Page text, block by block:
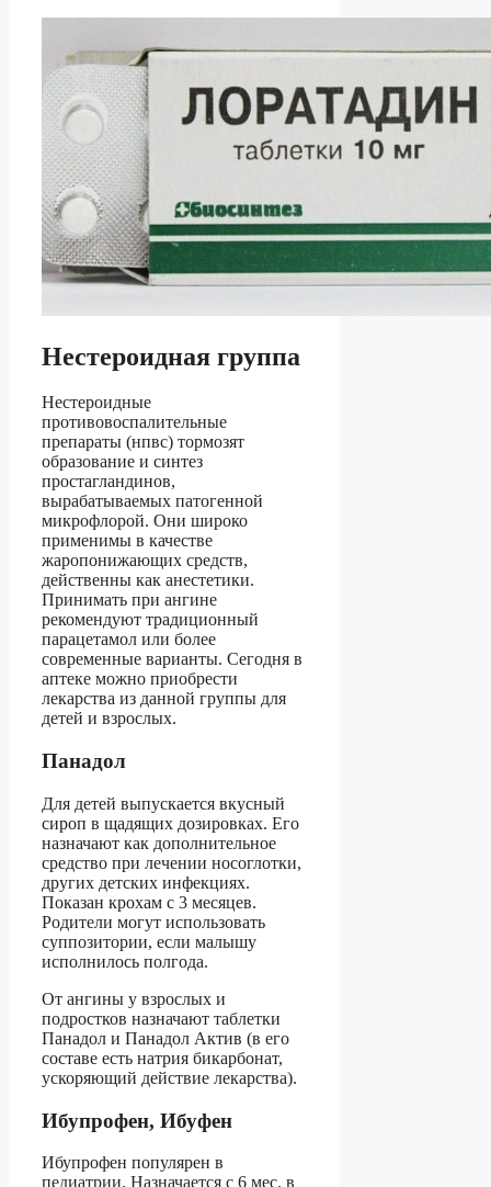
Нестероидная группа
Нестероидные
противовоспалительные
препараты (нпвс) тормозят
образование и синтез
простагландинов,
вырабатываемых патогенной
микрофлорой. Они широко
применимы в качестве
жаропонижающих средств,
действенны как анестетики.
Принимать при ангине
рекомендуют традиционный
парацетамол или более
современные варианты. Сегодня в
аптеке можно приобрести
лекарства из данной группы для
детей и взрослых.
Панадол
Для детей выпускается вкусный
сироп в щадящих дозировках. Его
назначают как дополнительное
средство при лечении носоглотки,
других детских инфекциях.
Показан крохам с 3 месяцев.
Родители могут использовать
суппозитории, если малышу
исполнилось полгода.
От ангины у взрослых и
подростков назначают таблетки
Панадол и Панадол Актив (в его
составе есть натрия бикарбонат,
ускоряющий действие лекарства).
Ибупрофен, Ибуфен
Ибупрофен популярен в
педиатрии. Назначается с 6 мес. в